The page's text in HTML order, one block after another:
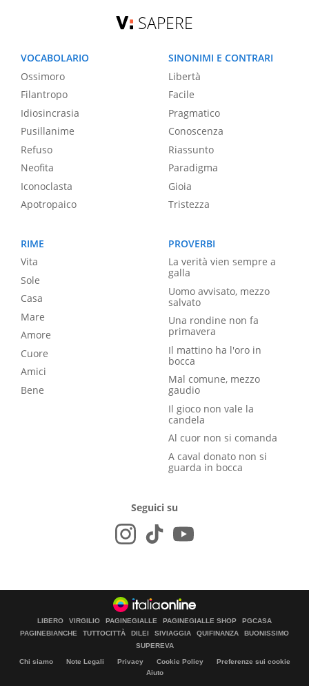
SAPERE
VOCABOLARIO
Ossimoro
Filantropo
Idiosincrasia
Pusillanime
Refuso
Neofita
Iconoclasta
Apotropaico
SINONIMI E CONTRARI
Libertà
Facile
Pragmatico
Conoscenza
Riassunto
Paradigma
Gioia
Tristezza
RIME
Vita
Sole
Casa
Mare
Amore
Cuore
Amici
Bene
PROVERBI
La verità vien sempre a
galla
Uomo avvisato, mezzo
salvato
Una rondine non fa
primavera
Il mattino ha l'oro in
bocca
Mal comune, mezzo
gaudio
Il gioco non vale la
candela
Al cuor non si comanda
A caval donato non si
guarda in bocca
Seguici su
LIBERO VIRGILIO PAGINEGIALLE PAGINEGIALLE SHOP
PGCASA
PAGINEBIANCHE
TUTTOCITTÀ DILEI SIVIAGGIA QUIFINANZA
BUONISSIMO
SUPEREVA
Chi siamo Note Legali Privacy Cookie Policy
Preferenze sui cookie
Aiuto